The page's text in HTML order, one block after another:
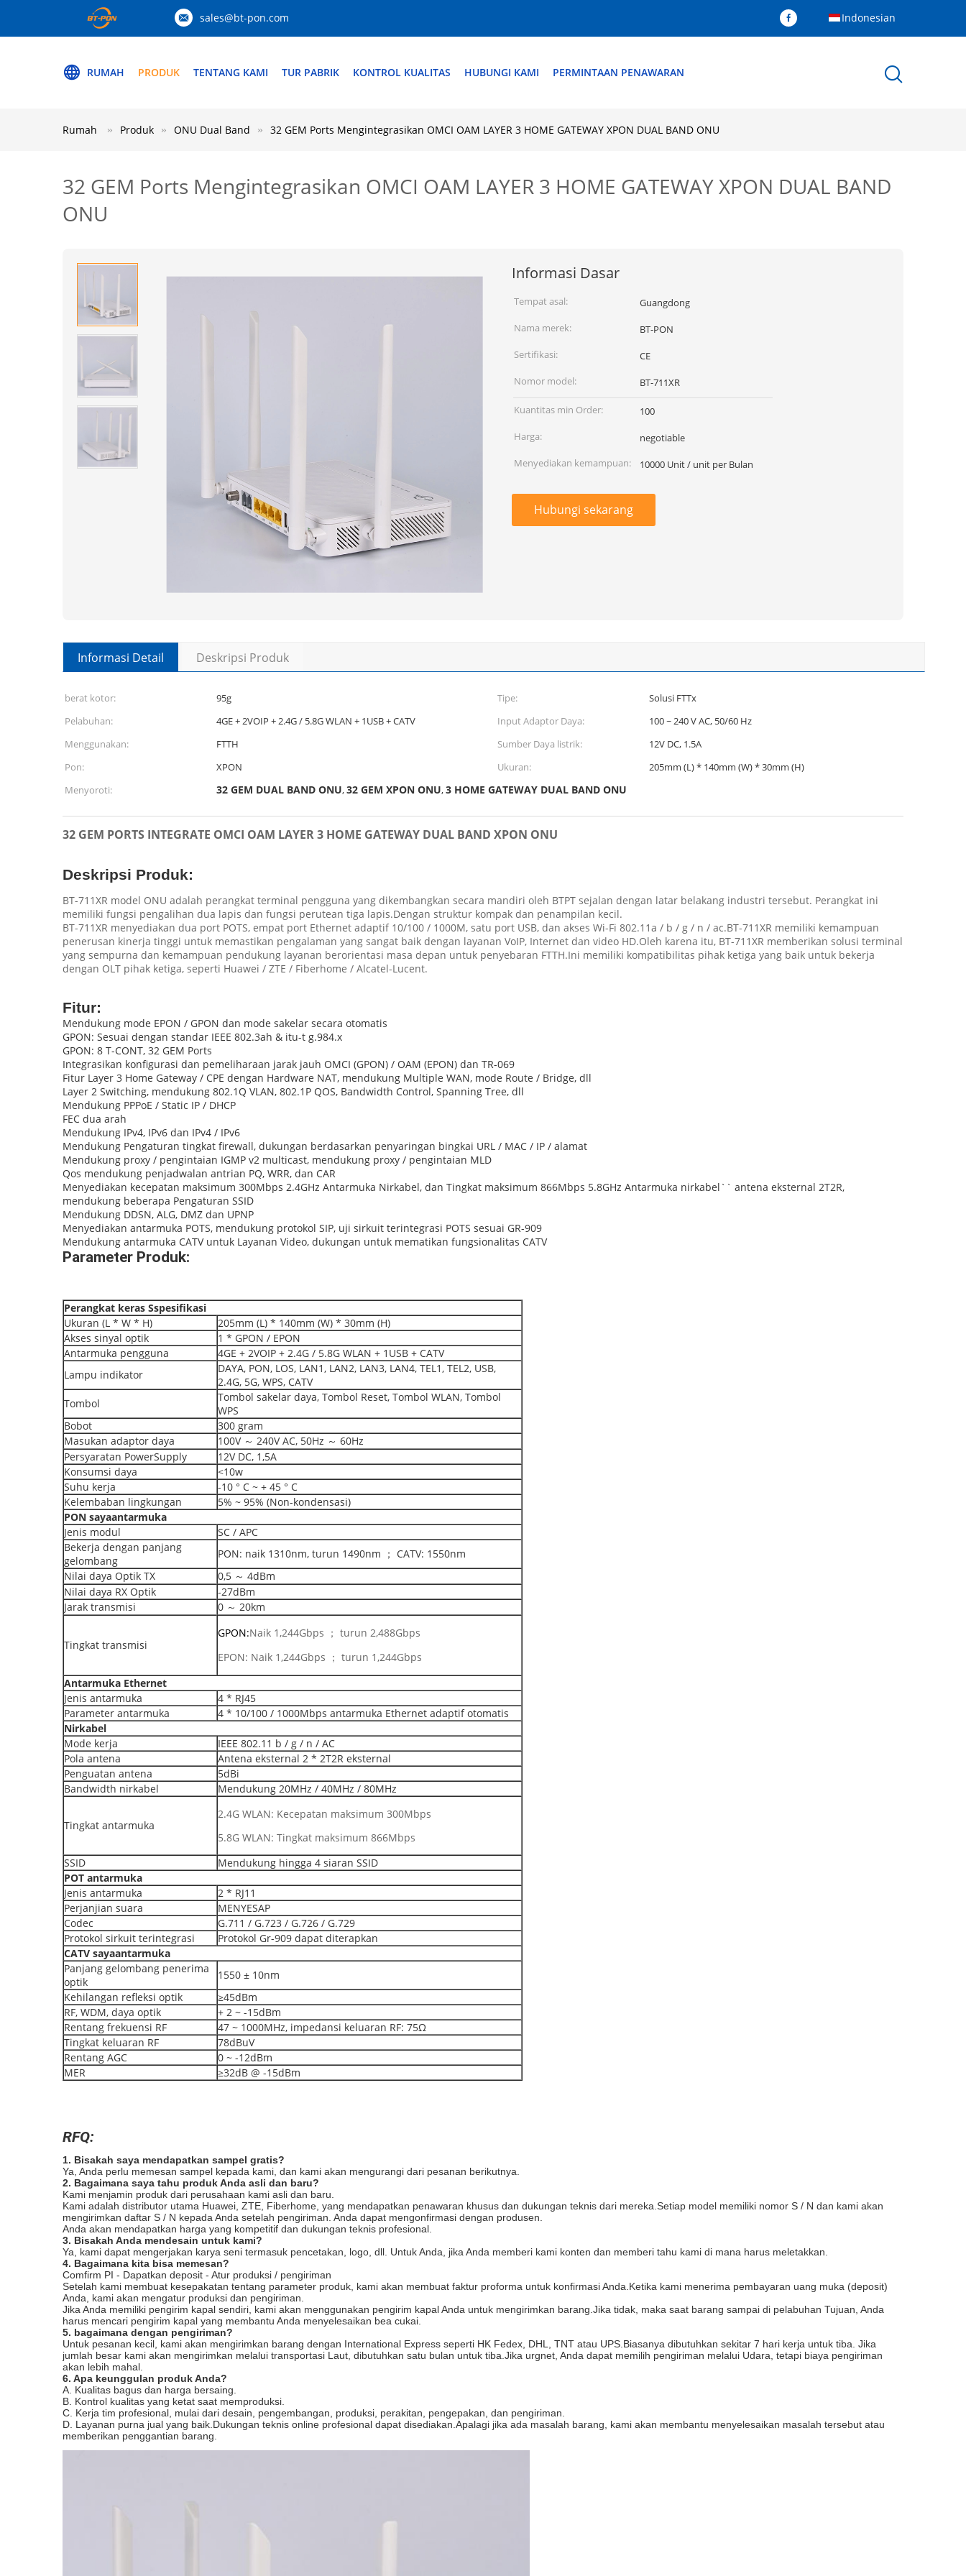
sales@bt-pon.com Indonesian
RUMAH PRODUK TENTANG KAMI TUR PABRIK KONTROL KUALITAS HUBUNGI KAMI PERMINTAAN PENAWARAN
Rumah Produk ONU Dual Band 32 GEM Ports Mengintegrasikan OMCI OAM LAYER 3 HOME GATEWAY XPON DUAL BAND ONU
32 GEM Ports Mengintegrasikan OMCI OAM LAYER 3 HOME GATEWAY XPON DUAL BAND
ONU
Informasi Dasar
Tempat asal:
Guangdong
Nama merek:
BT-PON
Sertifikasi:
CE
Nomor model:
BT-711XR
Kuantitas min Order:
100
Harga:
negotiable
Menyediakan kemampuan:
10000 Unit / unit per Bulan
Hubungi sekarang
Informasi Detail Deskripsi Produk
berat kotor: 95g Tipe:
Solusi FTTx
Pelabuhan:
4GE + 2VOIP + 2.4G / 5.8G WLAN + 1USB + CATV Input Adaptor Daya:
100 ~ 240 V AC, 50/60 Hz
Menggunakan:
FTTH Sumber Daya listrik:
12V DC, 1.5A
Pon:
XPON Ukuran:
205mm (L) * 140mm (W) * 30mm (H)
Menyoroti:
32 GEM DUAL BAND ONU,32 GEM XPON ONU,3 HOME GATEWAY DUAL BAND ONU
32 GEM PORTS INTEGRATE OMCI OAM LAYER 3 HOME GATEWAY DUAL BAND XPON ONU
Deskripsi Produk:
BT-711XR model ONU adalah perangkat terminal pengguna yang dikembangkan secara mandiri oleh BTPT sejalan dengan latar belakang industri tersebut. Perangkat ini
memiliki fungsi pengalihan dua lapis dan fungsi perutean tiga lapis.Dengan struktur kompak dan penampilan kecil.
BT-711XR menyediakan dua port POTS, empat port Ethernet adaptif 10/100 / 1000M, satu port USB, dan akses Wi-Fi 802.11a / b / g / n / ac.BT-711XR memiliki kemampuan
penerusan kinerja tinggi untuk memastikan pengalaman yang sangat baik dengan layanan VoIP, Internet dan video HD.Oleh karena itu, BT-711XR memberikan solusi terminal
yang sempurna dan kemampuan pendukung layanan berorientasi masa depan untuk penyebaran FTTH.Ini memiliki kompatibilitas pihak ketiga yang baik untuk bekerja
dengan OLT pihak ketiga, seperti Huawei / ZTE / Fiberhome / Alcatel-Lucent.
Fitur:
Mendukung mode EPON / GPON dan mode sakelar secara otomatis
GPON: Sesuai dengan standar IEEE 802.3ah & itu-t g.984.x
GPON: 8 T-CONT, 32 GEM Ports
Integrasikan konfigurasi dan pemeliharaan jarak jauh OMCI (GPON) / OAM (EPON) dan TR-069
Fitur Layer 3 Home Gateway / CPE dengan Hardware NAT, mendukung Multiple WAN, mode Route / Bridge, dll
Layer 2 Switching, mendukung 802.1Q VLAN, 802.1P QOS, Bandwidth Control, Spanning Tree, dll
Mendukung PPPoE / Static IP / DHCP
FEC dua arah
Mendukung IPv4, IPv6 dan IPv4 / IPv6
Mendukung Pengaturan tingkat firewall, dukungan berdasarkan penyaringan bingkai URL / MAC / IP / alamat
Mendukung proxy / pengintaian IGMP v2 multicast, mendukung proxy / pengintaian MLD
Qos mendukung penjadwalan antrian PQ, WRR, dan CAR
Menyediakan kecepatan maksimum 300Mbps 2.4GHz Antarmuka Nirkabel, dan Tingkat maksimum 866Mbps 5.8GHz Antarmuka nirkabel`` antena eksternal 2T2R,
mendukung beberapa Pengaturan SSID
Mendukung DDSN, ALG, DMZ dan UPNP
Menyediakan antarmuka POTS, mendukung protokol SIP, uji sirkuit terintegrasi POTS sesuai GR-909
Mendukung antarmuka CATV untuk Layanan Video, dukungan untuk mematikan fungsionalitas CATV
Parameter Produk:
Perangkat keras Sspesifikasi
Ukuran (L * W * H)
205mm (L) * 140mm (W) * 30mm (H)
Akses sinyal optik
1 * GPON / EPON
Antarmuka pengguna
4GE + 2VOIP + 2.4G / 5.8G WLAN + 1USB + CATV
Lampu indikator
DAYA, PON, LOS, LAN1, LAN2, LAN3, LAN4, TEL1, TEL2, USB,
2.4G, 5G, WPS, CATV
Tombol
Tombol sakelar daya, Tombol Reset, Tombol WLAN, Tombol
WPS
Bobot
300 gram
Masukan adaptor daya
100V ～ 240V AC, 50Hz ～ 60Hz
Persyaratan PowerSupply
12V DC, 1,5A
Konsumsi daya
<10w
Suhu kerja
-10 ° C ~ + 45 ° C
Kelembaban lingkungan
5% ~ 95% (Non-kondensasi)
PON sayaantarmuka
Jenis modul
SC / APC
Bekerja dengan panjang
gelombang
PON: naik 1310nm, turun 1490nm ； CATV: 1550nm
Nilai daya Optik TX
0,5 ～ 4dBm
Nilai daya RX Optik
-27dBm
Jarak transmisi
0 ～ 20km
Tingkat transmisi
GPON:Naik 1,244Gbps ； turun 2,488Gbps
EPON: Naik 1,244Gbps ； turun 1,244Gbps
Antarmuka Ethernet
Jenis antarmuka
4 * RJ45
Parameter antarmuka
4 * 10/100 / 1000Mbps antarmuka Ethernet adaptif otomatis
Nirkabel
Mode kerja
IEEE 802.11 b / g / n / AC
Pola antena
Antena eksternal 2 * 2T2R eksternal
Penguatan antena
5dBi
Bandwidth nirkabel
Mendukung 20MHz / 40MHz / 80MHz
Tingkat antarmuka
2.4G WLAN: Kecepatan maksimum 300Mbps
5.8G WLAN: Tingkat maksimum 866Mbps
SSID
Mendukung hingga 4 siaran SSID
POT antarmuka
Jenis antarmuka
2 * RJ11
Perjanjian suara
MENYESAP
Codec
G.711 / G.723 / G.726 / G.729
Protokol sirkuit terintegrasi
Protokol Gr-909 dapat diterapkan
CATV sayaantarmuka
Panjang gelombang penerima
optik
1550 ± 10nm
Kehilangan refleksi optik
≥45dBm
RF, WDM, daya optik
+ 2 ~ -15dBm
Rentang frekuensi RF
47 ~ 1000MHz, impedansi keluaran RF: 75Ω
Tingkat keluaran RF
78dBuV
Rentang AGC
0 ~ -12dBm
MER
≥32dB @ -15dBm
RFQ:
1. Bisakah saya mendapatkan sampel gratis?
Ya, Anda perlu memesan sampel kepada kami, dan kami akan mengurangi dari pesanan berikutnya.
2. Bagaimana saya tahu produk Anda asli dan baru?
Kami menjamin produk dari perusahaan kami asli dan baru.
Kami adalah distributor utama Huawei, ZTE, Fiberhome, yang mendapatkan penawaran khusus dan dukungan teknis dari mereka.Setiap model memiliki nomor S / N dan kami akan
mengirimkan daftar S / N kepada Anda setelah pengiriman. Anda dapat mengonfirmasi dengan produsen.
Anda akan mendapatkan harga yang kompetitif dan dukungan teknis profesional.
3. Bisakah Anda mendesain untuk kami?
Ya, kami dapat mengerjakan karya seni termasuk pencetakan, logo, dll. Untuk Anda, jika Anda memberi kami konten dan memberi tahu kami di mana harus meletakkan.
4. Bagaimana kita bisa memesan?
Comfirm PI - Dapatkan deposit - Atur produksi / pengiriman
Setelah kami membuat kesepakatan tentang parameter produk, kami akan membuat faktur proforma untuk konfirmasi Anda.Ketika kami menerima pembayaran uang muka (deposit)
Anda, kami akan mengatur produksi dan pengiriman.
Jika Anda memiliki pengirim kapal sendiri, kami akan menggunakan pengirim kapal Anda untuk mengirimkan barang.Jika tidak, maka saat barang sampai di pelabuhan Tujuan, Anda
harus mencari pengirim kapal yang membantu Anda menyelesaikan bea cukai.
5. bagaimana dengan pengiriman?
Untuk pesanan kecil, kami akan mengirimkan barang dengan International Express seperti HK Fedex, DHL, TNT atau UPS.Biasanya dibutuhkan sekitar 7 hari kerja untuk tiba. Jika
jumlah besar kami akan mengirimkan melalui transportasi Laut, dibutuhkan satu bulan untuk tiba.Jika urgnet, Anda dapat memilih pengiriman melalui Udara, tetapi biaya pengiriman
akan lebih mahal.
6. Apa keunggulan produk Anda?
A. Kualitas bagus dan harga bersaing.
B. Kontrol kualitas yang ketat saat memproduksi.
C. Kerja tim profesional, mulai dari desain, pengembangan, produksi, perakitan, pengepakan, dan pengiriman.
D. Layanan purna jual yang baik.Dukungan teknis online profesional dapat disediakan.Apalagi jika ada masalah barang, kami akan membantu menyelesaikan masalah tersebut atau
memberikan penggantian barang.